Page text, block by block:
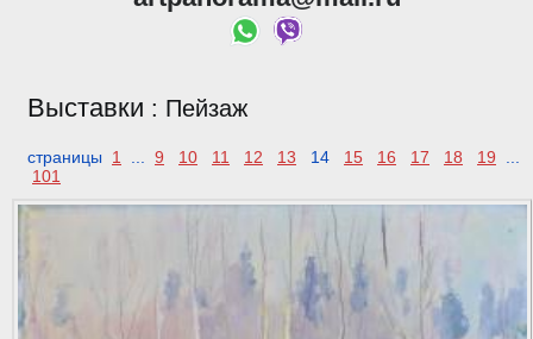
Выставки : Пейзаж
страницы 1 ... 9 10 11 12 13 14 15 16 17 18 19 ...
101